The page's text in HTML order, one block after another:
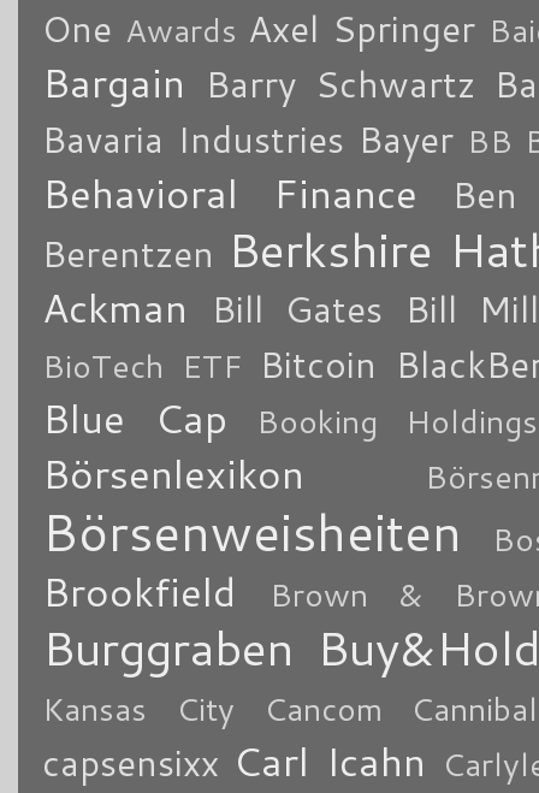
One Awards Axel Springer
Bargain Barry Schwartz
Bavaria Industries Bayer BB
Behavioral Finance
Berentzen Berkshire
Ackman Bill Gates Bill
BioTech ETF Bitcoin
Blue Cap Booking Holdings
Börsenlexikon
Börsenweisheiten
Brookfield Brown &
Burggraben
Kansas City Cancom Cannibal
capsensixx Carl Icahn